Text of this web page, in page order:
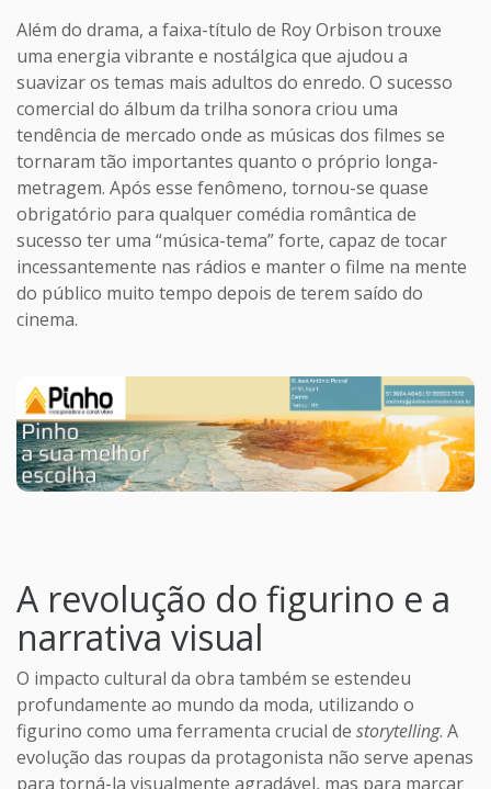
Além do drama, a faixa-título de Roy Orbison trouxe
uma energia vibrante e nostálgica que ajudou a
suavizar os temas mais adultos do enredo. O sucesso
comercial do álbum da trilha sonora criou uma
tendência de mercado onde as músicas dos filmes se
tornaram tão importantes quanto o próprio longa-
metragem. Após esse fenômeno, tornou-se quase
obrigatório para qualquer comédia romântica de
sucesso ter uma “música-tema” forte, capaz de tocar
incessantemente nas rádios e manter o filme na mente
do público muito tempo depois de terem saído do
cinema.
A revolução do figurino e a
narrativa visual
O impacto cultural da obra também se estendeu
profundamente ao mundo da moda, utilizando o
figurino como uma ferramenta crucial de storytelling. A
evolução das roupas da protagonista não serve apenas
para torná-la visualmente agradável, mas para marcar